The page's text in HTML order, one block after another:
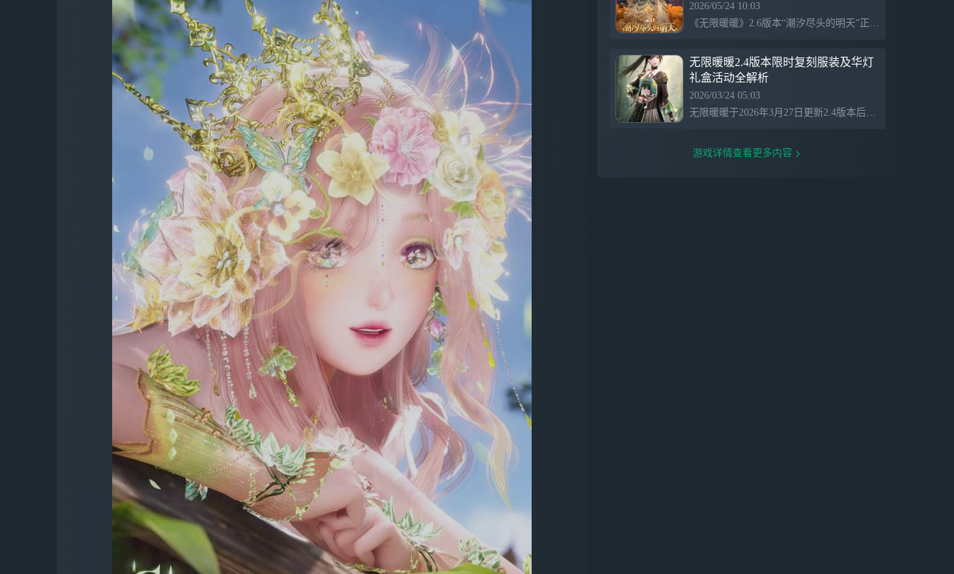
的精妙设计，在起落之间发现新的奥秘。
或者开一局小游戏......在这里，感受微风与
鸟鸣，尽情享受无忧无虑的静谧时光。
【联机开放】旅途有回声，灵魂不再独行
同行，还是自在独往，旅途都充满乐趣。
2026/05/24 10:03
《无限暖暖》2.6版本“潮汐尽头的明天”正式上线，推出风物任务“未曾止息的埙声”，可获得新装备和钻石奖励，同时开启“归潮之旅”逸事见闻，参与活动可兑换更多奖励。玩家还能通过完成灵语谜题获取称号及丰富的剧情与新装。搭配师们快准备迎接这波潮汐福利吧！
无限暖暖2.4版本限时复刻服装及华灯
礼盒活动全解析
2026/03/24 05:03
无限暖暖于2026年3月27日更新2.4版本后上线，期间限时复刻多款套装和道具，如“幽鳞渡梦生”系列、暖金时光和花灯寄福，包含多种特色服装、动作和权益，玩家可通过无垠星石或购买华灯礼盒获取，丰富节日氛围和社交体验。
游戏详情查看更多内容